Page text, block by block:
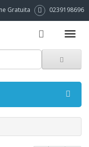
Gratuita 0239198696